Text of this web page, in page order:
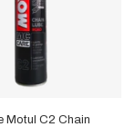
Motul C2 Chain